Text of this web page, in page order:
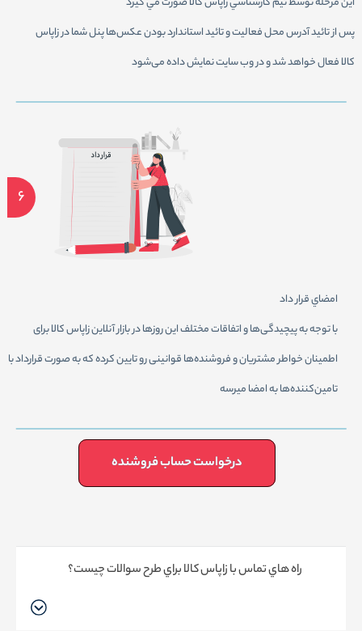
پس از تائيد آدرس محل فعاليت و تائيد استاندارد بودن عكس‌ها پنل شما در زاپاس
کالا فعال خواهد شد و در وب سايت نمايش داده می‌شود
6
امضاي قرار داد
با توجه به پیچیدگی‌ها و اتفاقات مختلف این روز‌ها در بازار آنلاین زاپاس کالا برای
اطمینان خواطر مشتریان و فروشنده‌ها قوانینی رو تایین کرده که به صورت قرارداد با
تامین‌کننده‌ها به امضا میرسه
درخواست حساب فروشنده
راه هاي تماس با زاپاس کالا براي طرح سوالات چيست؟